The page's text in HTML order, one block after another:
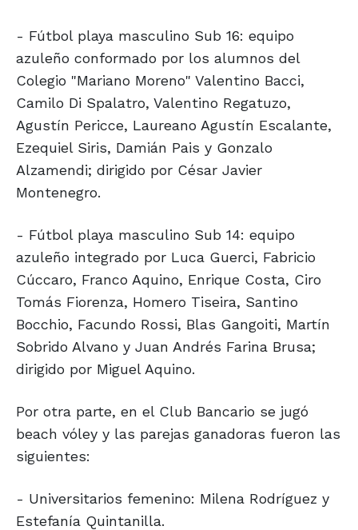
- Fútbol playa masculino Sub 16: equipo
azuleño conformado por los alumnos del
Colegio "Mariano Moreno" Valentino Bacci,
Camilo Di Spalatro, Valentino Regatuzo,
Agustín Pericce, Laureano Agustín Escalante,
Ezequiel Siris, Damián Pais y Gonzalo
Alzamendi; dirigido por César Javier
Montenegro.
- Fútbol playa masculino Sub 14: equipo
azuleño integrado por Luca Guerci, Fabricio
Cúccaro, Franco Aquino, Enrique Costa, Ciro
Tomás Fiorenza, Homero Tiseira, Santino
Bocchio, Facundo Rossi, Blas Gangoiti, Martín
Sobrido Alvano y Juan Andrés Farina Brusa;
dirigido por Miguel Aquino.
Por otra parte, en el Club Bancario se jugó
beach vóley y las parejas ganadoras fueron las
siguientes:
- Universitarios femenino: Milena Rodríguez y
Estefanía Quintanilla.